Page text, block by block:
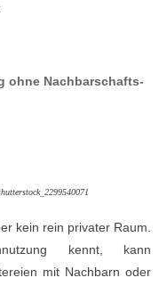
ohne Nachbarschafts-
kein rein privater Raum.
kennt, kann
mit Nachbarn oder